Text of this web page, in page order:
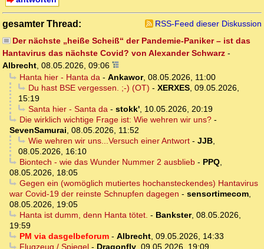
gesamter Thread:
RSS-Feed dieser Diskussion
Der nächste „heiße Scheiß“ der Pandemie-Paniker – ist das
Hantavirus das nächste Covid? von Alexander Schwarz -
Albrecht, 08.05.2026, 09:06
Hanta hier - Hanta da- Ankawor, 08.05.2026, 11:00
Du hast BSE vergessen. ;-) (OT) - XERXES, 09.05.2026,
15:19
Santa hier - Santa da- stokk', 10.05.2026, 20:19
Die wirklich wichtige Frage ist: Wie wehren wir uns?-
SevenSamurai, 08.05.2026, 11:52
Wie wehren wir uns...Versuch einer Antwort- JJB,
08.05.2026, 16:10
Biontech - wie das Wunder Nummer 2 ausblieb- PPQ,
08.05.2026, 18:05
Gegen ein (womöglich mutiertes hochansteckendes) Hantavirus
war Covid-19 der reinste Schnupfen dagegen - sensortimecom,
08.05.2026, 19:05
Hanta ist dumm, denn Hanta tötet. - Bankster, 08.05.2026,
19:59
PM via dasgelbeforum- Albrecht, 09.05.2026, 14:33
Flugzeug / Spiegel- Dragonfly, 09.05.2026, 19:09